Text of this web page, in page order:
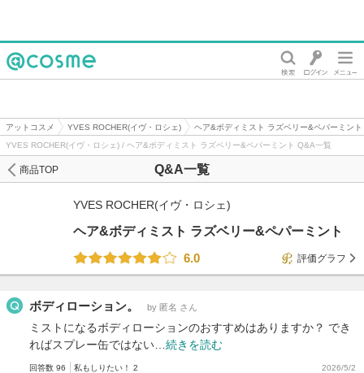
アットコスメ YVES ROCHER(イヴ・ロシェ)
ヘア&ボディミスト ラズベリー&ペパーミント
YVES ROCHER(イヴ・ロシェ) / ヘア&ボディミスト ラズベリー&ペパーミント Q&A一覧
Q&A一覧
商品TOP
YVES ROCHER(イヴ・ロシェ)
ヘア&ボディミスト ラズベリー&ペパーミント
6.0
評価グラフ
ボディローション。 by 匿名 さん
ミストになるボディローションのおすすめはありますか？ でき
ればスプレー缶ではない… 続きを読む
回答数 96 私もしりたい！ 2 2026/5/2